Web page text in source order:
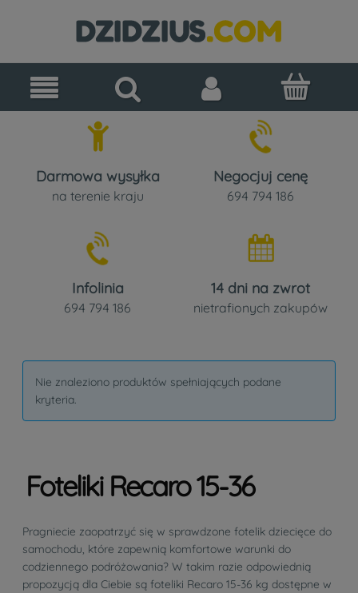
Darmowa wysyłka
na terenie kraju
Negocjuj cenę
694 794 186
Infolinia
694 794 186
14 dni na zwrot
nietrafionych zakupów
Nie znaleziono produktów spełniających podane
kryteria.
Foteliki Recaro 15-36
Pragniecie zaopatrzyć się w sprawdzone fotelik dziecięce do
samochodu, które zapewnią komfortowe warunki do
codziennego podróżowania? W takim razie odpowiednią
propozycją dla Ciebie są foteliki Recaro 15-36 kg dostępne w